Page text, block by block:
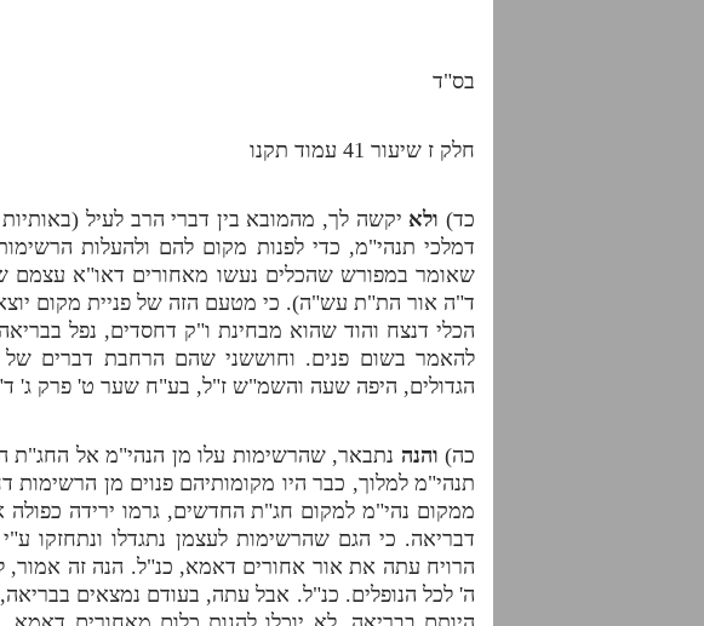
בס"ד
חלק ז שיעור 41 עמוד תקנו
כד) ולא יקשה לך, מהמובא בין דברי הרב לעיל
דמלכי תנהי"מ, כדי לפנות מקום להם ולהעלות
שאומר במפורש שהכלים נעשו מאחורים דאו"א עצמם
ד"ה אור הת"ת עש"ה). כי מטעם הזה של פניית מקום
הכלי דנצח והוד שהוא מבחינת ו"ק דחסדים, נפל
להאמר בשום פנים. וחוששני שהם הרחבת דברים של
הגדולים, היפה שעה והשמ"ש ז"ל, בע"ח שער ט' פרק ג'
כה) והנה נתבאר, שהרשימות עלו מן הנהי"מ אל החג"ת
תנהי"מ למלוך, כבר היו מקומותיהם פנוים מן
ממקום נהי"מ למקום חג"ת החדשים, גרמו ירידה
דבריאה. כי הגם שהרשימות לעצמן נתגדלו ונתחזקו
הרויח עתה את אור אחורים דאמא, כנ"ל. הנה זה
ה' לכל הנופלים. כנ"ל. אבל עתה, בעודם נמצאים